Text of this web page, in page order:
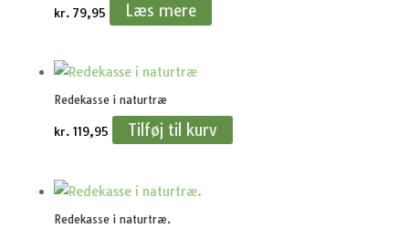
kr. 79,95 Læs mere
Redekasse i naturtræ
kr. 119,95 Tilføj til kurv
Redekasse i naturtræ.